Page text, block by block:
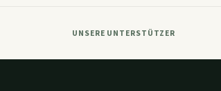
UNSERE UNTERSTÜTZER